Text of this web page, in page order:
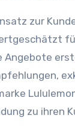
zur
Angebote
zu ihren